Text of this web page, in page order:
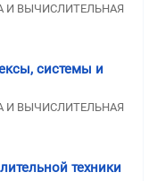
И ВЫЧИСЛИТЕЛЬНАЯ
системы и
И ВЫЧИСЛИТЕЛЬНАЯ
техники